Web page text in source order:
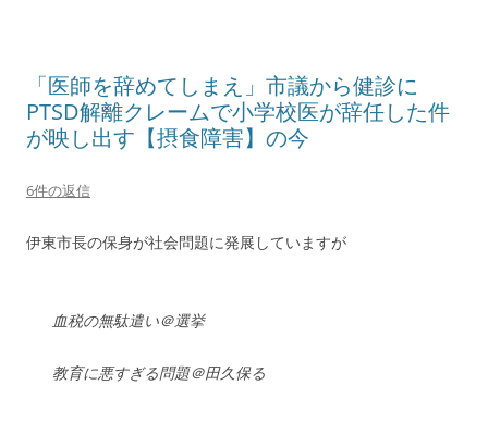
「医師を辞めてしまえ」市議から健診に
PTSD解離クレームで小学校医が辞任した件
が映し出す【摂食障害】の今
6件の返信
伊東市長の保身が社会問題に発展していますが
血税の無駄遣い＠選挙
教育に悪すぎる問題＠田久保る